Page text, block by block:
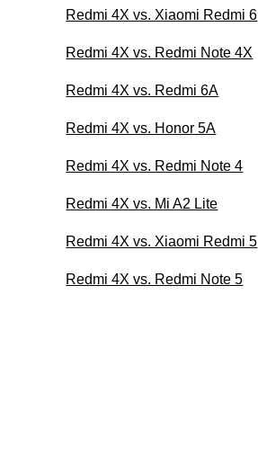
Redmi 4X vs. Xiaomi Redmi 6
Redmi 4X vs. Redmi Note 4X
Redmi 4X vs. Redmi 6A
Redmi 4X vs. Honor 5A
Redmi 4X vs. Redmi Note 4
Redmi 4X vs. Mi A2 Lite
Redmi 4X vs. Xiaomi Redmi 5
Redmi 4X vs. Redmi Note 5